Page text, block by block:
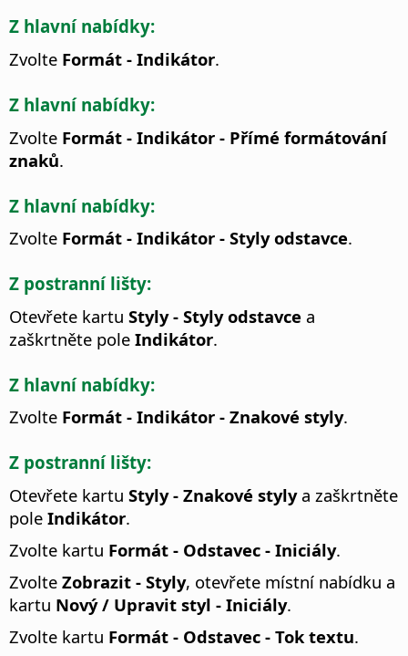
Z hlavní nabídky:
Zvolte Formát - Indikátor.
Z hlavní nabídky:
Zvolte Formát - Indikátor - Přímé formátování
znaků.
Z hlavní nabídky:
Zvolte Formát - Indikátor - Styly odstavce.
Z postranní lišty:
Otevřete kartu Styly - Styly odstavce a
zaškrtněte pole Indikátor.
Z hlavní nabídky:
Zvolte Formát - Indikátor - Znakové styly.
Z postranní lišty:
Otevřete kartu Styly - Znakové stylya zaškrtněte
pole Indikátor.
Zvolte kartu Formát - Odstavec - Iniciály.
Zvolte Zobrazit - Styly, otevřete místní nabídku a
kartu Nový / Upravit styl - Iniciály.
Zvolte kartu Formát - Odstavec - Tok textu.